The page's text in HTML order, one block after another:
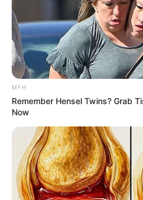
ราศีมีน
ความรัก: คนโสด เตรียมสล
ออนไลน์ ส่วนคนไม่โสด ระวั
เวลาให้กัน สนใจแต่เรื่องงา
MFH
Remember Hensel Twins? Grab
Now